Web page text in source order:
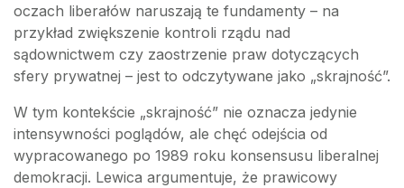
oczach liberałów naruszają te fundamenty – na
przykład zwiększenie kontroli rządu nad
sądownictwem czy zaostrzenie praw dotyczących
sfery prywatnej – jest to odczytywane jako „skrajność”.
W tym kontekście „skrajność” nie oznacza jedynie
intensywności poglądów, ale chęć odejścia od
wypracowanego po 1989 roku konsensusu liberalnej
demokracji. Lewica argumentuje, że prawicowy